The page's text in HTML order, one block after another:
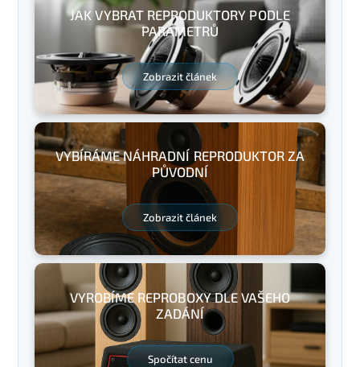
JAK VYBRAT REPRODUKTORY PODLE
PARAMETRŮ
Zobrazit článek
VYBÍRÁME NÁHRADNÍ REPRODUKTOR ZA
PŮVODNÍ
Zobrazit článek
VYROBÍME REPROBOXY DLE VAŠEHO
ZADÁNÍ
Spočítat cenu